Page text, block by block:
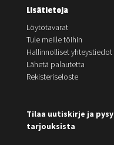
Lisätietoja
Löytötavarat
Tule meille töihin
Hallinnolliset yhteystiedot
Lähetä palautetta
Rekisteriseloste
Tilaa uutiskirje ja
tarjouksista